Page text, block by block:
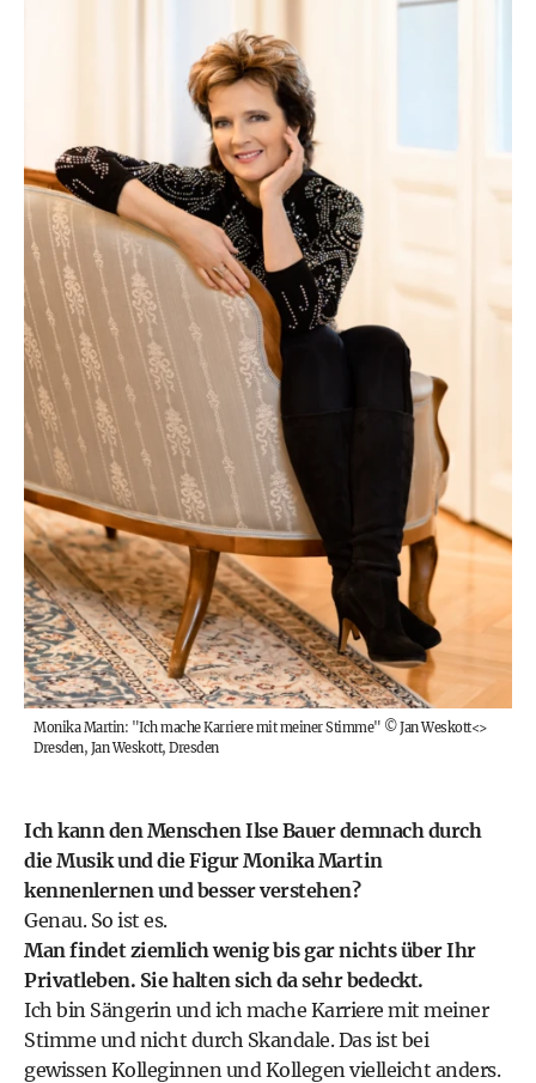
Monika Martin: "Ich mache Karriere mit meiner Stimme" ©Jan Weskott<>
Dresden, Jan Weskott, Dresden
Ich kann den Menschen Ilse Bauer demnach durch
die Musik und die Figur Monika Martin
kennenlernen und besser verstehen?
Genau. So ist es.
Man findet ziemlich wenig bis gar nichts über Ihr
Privatleben. Sie halten sich da sehr bedeckt.
Ich bin Sängerin und ich mache Karriere mit meiner
Stimme und nicht durch Skandale. Das ist bei
gewissen Kolleginnen und Kollegen vielleicht anders.